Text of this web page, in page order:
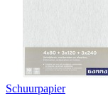
Schuurpapier